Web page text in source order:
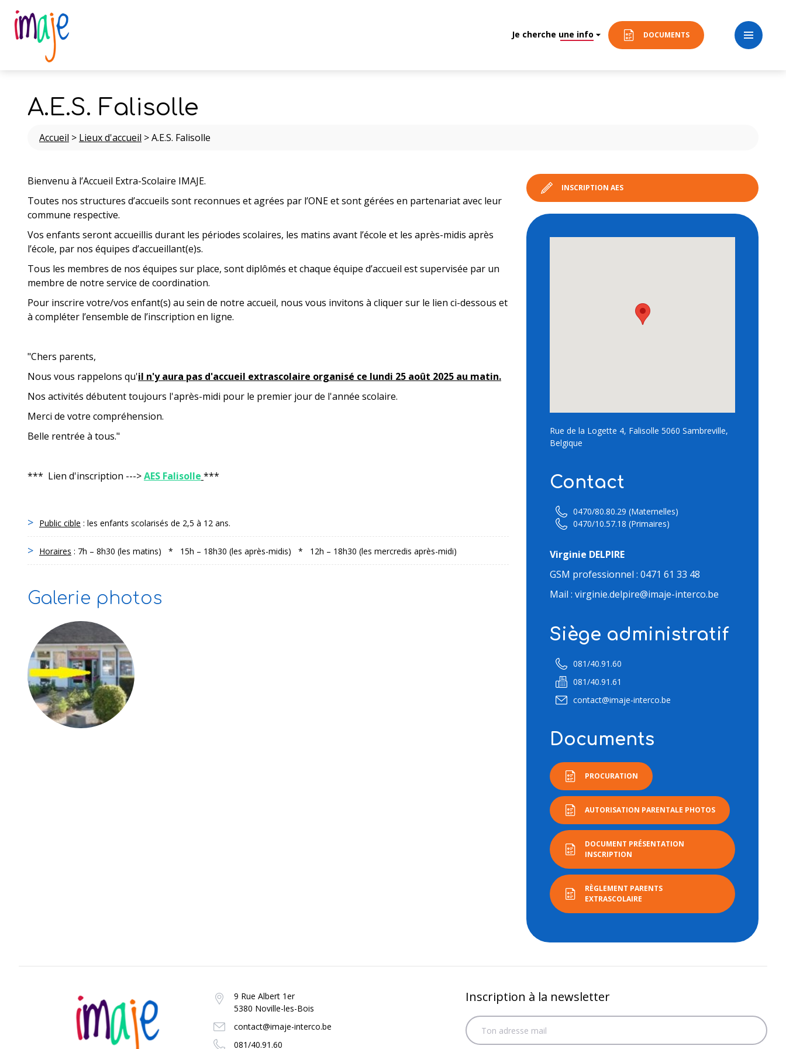
Je cherche une info DOCUMENTS
A.E.S. Falisolle
Accueil > Lieux d'accueil >A.E.S. Falisolle
Bienvenu à l’Accueil Extra-Scolaire IMAJE.
Toutes nos structures d’accueils sont reconnues et agrées par l’ONE et sont gérées en partenariat avec leur
commune respective.
Vos enfants seront accueillis durant les périodes scolaires, les matins avant l’école et les après-midis après
l’école, par nos équipes d’accueillant(e)s.
Tous les membres de nos équipes sur place, sont diplômés et chaque équipe d’accueil est supervisée par un
membre de notre service de coordination.
Pour inscrire votre/vos enfant(s) au sein de notre accueil, nous vous invitons à cliquer sur le lien ci-dessous et
à compléter l’ensemble de l’inscription en ligne.
"Chers parents,
Nous vous rappelons qu'il n'y aura pas d'accueil extrascolaire organisé ce lundi 25 août 2025 au matin.
Nos activités débutent toujours l'après-midi pour le premier jour de l'année scolaire.
Merci de votre compréhension.
Belle rentrée à tous."
*** Lien d'inscription --->AES Falisolle ***
Public cible : les enfants scolarisés de 2,5 à 12 ans.
Horaires : 7h – 8h30 (les matins) * 15h – 18h30 (les après-midis) * 12h – 18h30 (les mercredis après-midi)
Galerie photos
INSCRIPTION AES
Rue de la Logette 4, Falisolle 5060 Sambreville,
Belgique
Contact
0470/80.80.29 (Maternelles)
0470/10.57.18 (Primaires)
Virginie DELPIRE
GSM professionnel : 0471 61 33 48
Mail : virginie.delpire@imaje-interco.be
Siège administratif
081/40.91.60
081/40.91.61
contact@imaje-interco.be
Documents
PROCURATION
AUTORISATION PARENTALE PHOTOS
DOCUMENT PRÉSENTATION
INSCRIPTION
RÈGLEMENT PARENTS
EXTRASCOLAIRE
9 Rue Albert 1er
5380 Noville-les-Bois
contact@imaje-interco.be
081/40.91.60
Inscription à la newsletter